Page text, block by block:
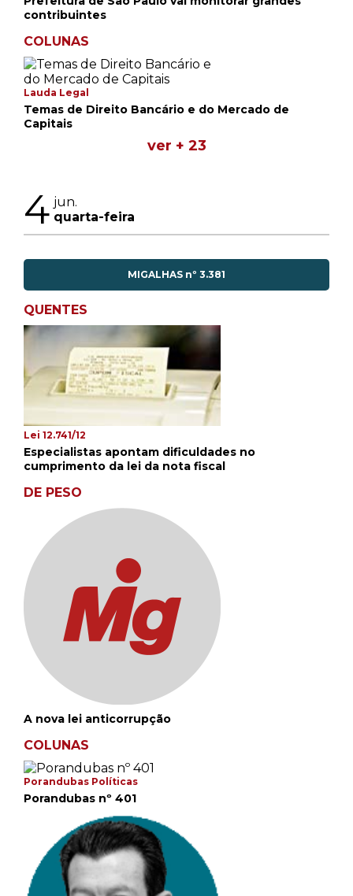
contribuintes
COLUNAS
Lauda Legal
Temas de Direito Bancário e do Mercado de
Capitais
ver + 23
4 jun.
quarta-feira
MIGALHAS nº 3.381
QUENTES
Lei 12.741/12
Especialistas apontam dificuldades no
cumprimento da lei da nota fiscal
DE PESO
A nova lei anticorrupção
COLUNAS
Porandubas Políticas
Porandubas nº 401